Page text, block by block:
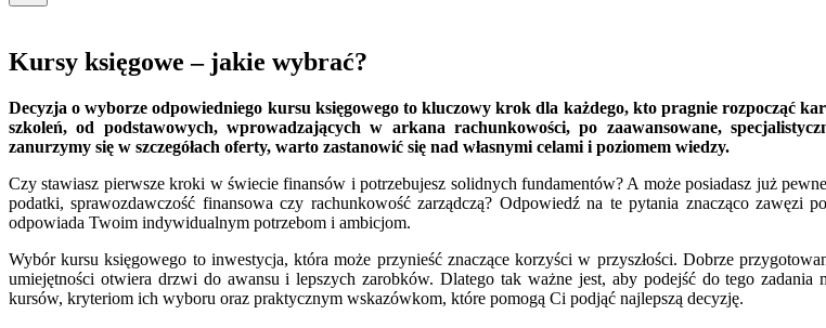
Kursy księgowe – jakie wybrać?
Decyzja o wyborze odpowiedniego kursu księgowego to kluczowy krok dla każdego, kto pragnie rozpocząć
szkoleń, od podstawowych, wprowadzających w arkana rachunkowości, po zaawansowane,
zanurzymy się w szczegółach oferty, warto zastanowić się nad własnymi celami i poziomem wiedzy.
Czy stawiasz pierwsze kroki w świecie finansów i potrzebujesz solidnych fundamentów? A może posiadasz już
podatki, sprawozdawczość finansowa czy rachunkowość zarządczą? Odpowiedź na te pytania znacząco
odpowiada Twoim indywidualnym potrzebom i ambicjom.
Wybór kursu księgowego to inwestycja, która może przynieść znaczące korzyści w przyszłości. Dobrze
umiejętności otwiera drzwi do awansu i lepszych zarobków. Dlatego tak ważne jest, aby podejść do tego
kursów, kryteriom ich wyboru oraz praktycznym wskazówkom, które pomogą Ci podjąć najlepszą decyzję.